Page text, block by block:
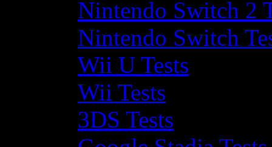
Nintendo Switch 2
Nintendo Switch
Wii U Tests
Wii Tests
3DS Tests